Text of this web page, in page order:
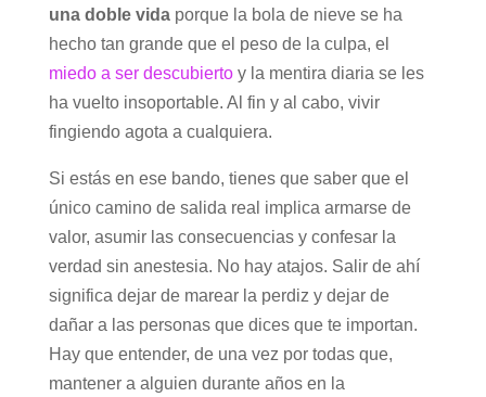
una doble vidaporque la bola de nieve se ha
hecho tan grande que el peso de la culpa, el
miedo a ser descubiertoy la mentira diaria se les
ha vuelto insoportable. Al fin y al cabo, vivir
fingiendo agota a cualquiera.
Si estás en ese bando, tienes que saber que el
único camino de salida real implica armarse de
valor, asumir las consecuencias y confesar la
verdad sin anestesia. No hay atajos. Salir de ahí
significa dejar de marear la perdiz y dejar de
dañar a las personas que dices que te importan.
Hay que entender, de una vez por todas que,
mantener a alguien durante años en la